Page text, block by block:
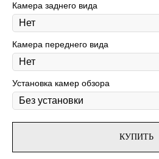
Камера заднего вида
Камера переднего вида
Установка камер обзора
КУПИТЬ